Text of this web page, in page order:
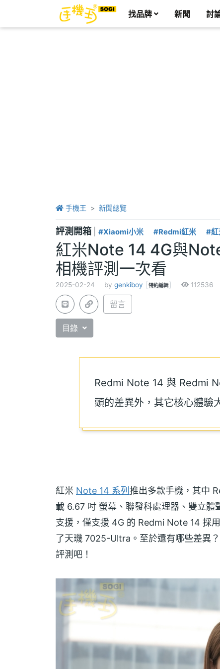
找品牌 新聞 討
手機王 新聞總覽
評測開箱 #Xiaomi小米 #Redmi紅米 #紅
紅米Note 14 4G與
相機評測一次看
2025-02-24 by genkiboy 特約編輯 112536
留言
目錄
Redmi Note 14 與 Redmi
頭的差異外，其它核心體驗
紅米 Note 14 系列 推出多款手機，其中
載 6.67 吋 螢幕、聯發科處理器、雙立
支援，僅支援 4G 的 Redmi Note 14 採
了天璣 7025-Ultra。至於還有哪些差異
評測吧！